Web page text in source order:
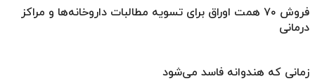
فروش ۷۰ همت اوراق برای تسویه مطالبات داروخانه‌ها و مراکز
درمانی
زمانی که هندوانه فاسد می‌شود